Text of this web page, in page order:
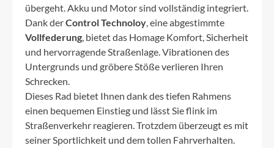
übergeht. Akku und Motor sind vollständig integriert.
Dank derControl Technoloy, eine abgestimmte
Vollfederung, bietet das Homage Komfort, Sicherheit
und hervorragende Straßenlage. Vibrationen des
Untergrunds und gröbere Stöße verlieren Ihren
Schrecken.
Dieses Rad bietet Ihnen dank des tiefen Rahmens
einen bequemen Einstieg und lässt Sie flink im
Straßenverkehr reagieren. Trotzdem überzeugt es mit
seiner Sportlichkeit und dem tollen Fahrverhalten.